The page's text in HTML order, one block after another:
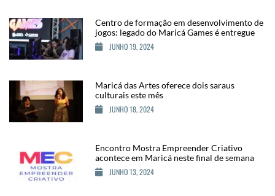
Centro de formação em desenvolvimento de
jogos: legado do Maricá Games é entregue
JUNHO 19, 2024
Maricá das Artes oferece dois saraus
culturais este mês
JUNHO 18, 2024
Encontro Mostra Empreender Criativo
acontece em Maricá neste final de semana
JUNHO 13, 2024